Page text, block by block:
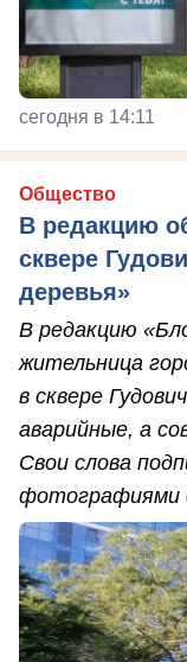
сегодня в 14:11
Общество
В редакцию
сквере
деревья»
В редакцию
жительница
в сквере
аварийные, а
Свои слова
фотографиями